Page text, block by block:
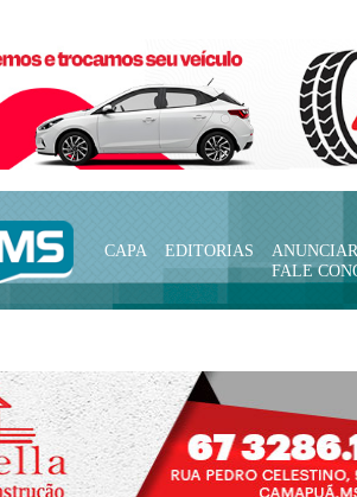
CAPA EDITORIAS
FALE